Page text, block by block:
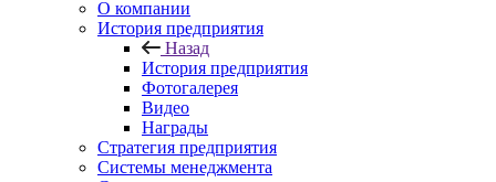
О компании
История предприятия
Назад
История предприятия
Фотогалерея
Видео
Награды
Стратегия предприятия
Системы менеджмента